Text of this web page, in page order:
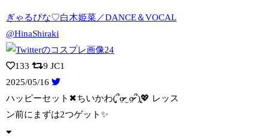
ぎゃるぴな♡白木姫菜／DANCE＆VOCAL
@HinaShiraki
133 9 JC1
2025/05/16
ハッピーセット✖︎ちいかわ(̨̡՞o̴̶̷̤ ̫ o̴̶̷̤՞)̧̢💖 レッ ス
ン前にまずは2つゲット✨️